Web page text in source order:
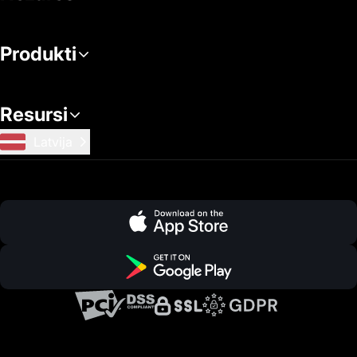
Produkti
Resursi